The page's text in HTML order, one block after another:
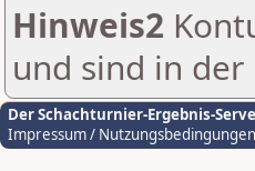
Hinweis2
und sind in
Der Schachturnier-Ergebnis-
Impressum / Nutzungsbedingungen